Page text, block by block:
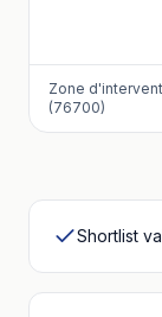
Zone
(76700)
Shortlist